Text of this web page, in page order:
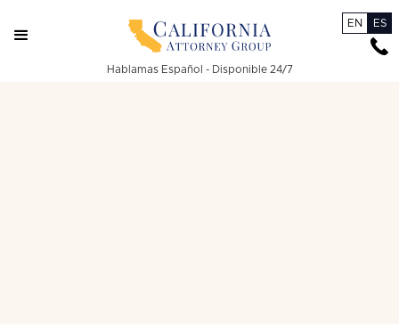
EN ES
Hablamas Español - Disponible 24/7